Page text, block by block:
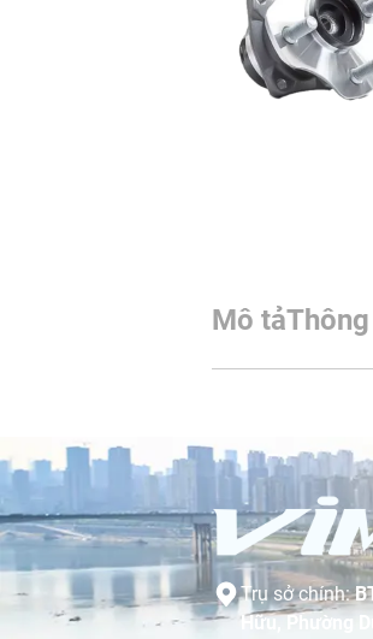
Mô tả
Trụ sở chính:
Hữu, Phường